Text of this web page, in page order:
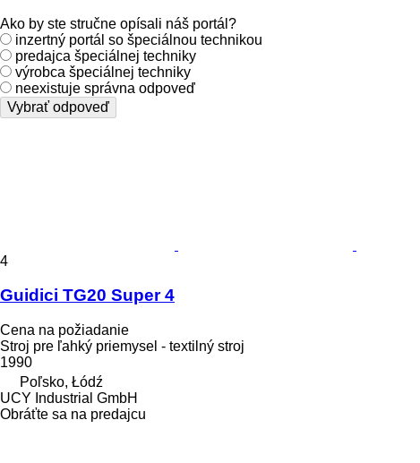
Ako by ste stručne opísali náš portál?
inzertný portál so špeciálnou technikou
predajca špeciálnej techniky
výrobca špeciálnej techniky
neexistuje správna odpoveď
Vybrať odpoveď
4
Guidici TG20 Super 4
Cena na požiadanie
Stroj pre ľahký priemysel - textilný stroj
1990
Poľsko, Łódź
UCY Industrial GmbH
Obráťte sa na predajcu